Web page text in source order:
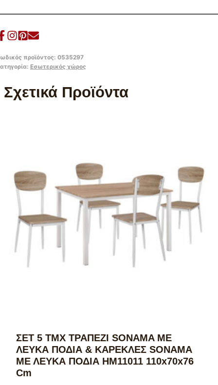
προϊόντος: 0535297
Εσωτερικός χώρος
Σχετικά Προϊόντα
ΣΕΤ 5 ΤΜΧ ΤΡΑΠΕΖΙ SONAMA ΜΕ
ΛΕΥΚΑ ΠΟΔΙΑ & ΚΑΡΕΚΛΕΣ SONAMA
ΜΕ ΛΕΥΚΑ ΠΟΔΙΑ HM11011 110x70x76
Cm